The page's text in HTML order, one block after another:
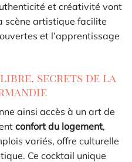
et créativité vont
scène artistique facilite
et l’apprentissage
secrets de la
ainsi accès à un art de
confort du logement,
variés, offre culturelle
Ce cocktail unique